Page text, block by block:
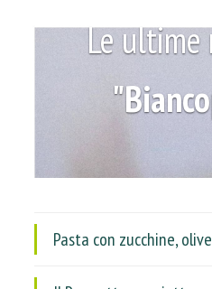
Le
Pasta con zucchine,